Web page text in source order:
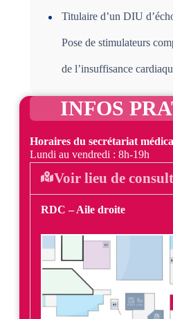
Titulaire d’un DIU
Pose de stimulateurs
de l’insuffisance
INFOS
Horaires du secrétariat
Lundi au vendredi : 8h-19h
Voir lieu de
RDC – Aile droite